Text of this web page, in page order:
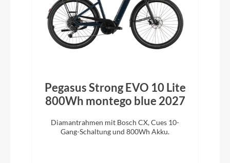
Pegasus Strong EVO 10 Lite
800Wh montego blue 2027
Diamantrahmen mit Bosch CX, Cues 10-
Gang-Schaltung und 800Wh Akku.